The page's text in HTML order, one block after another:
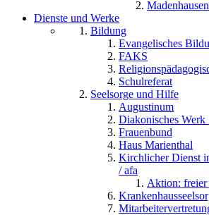
Madenhausen
Dienste und Werke
Bildung
Evangelisches
FAKS
Schulreferat
Seelsorge und Hilfe
Augustinum
Diakonisches
Frauenbund
Haus Marienthal
Kirchlicher Dienst
/ afa
Aktion: freier